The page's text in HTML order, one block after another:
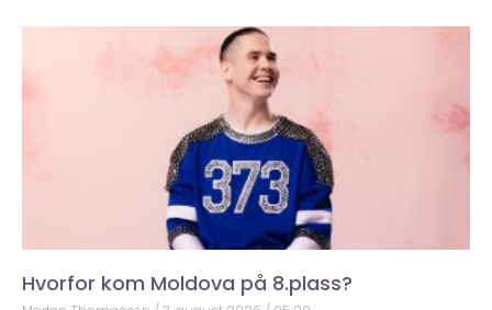
Hvorfor kom Moldova på 8.plass?